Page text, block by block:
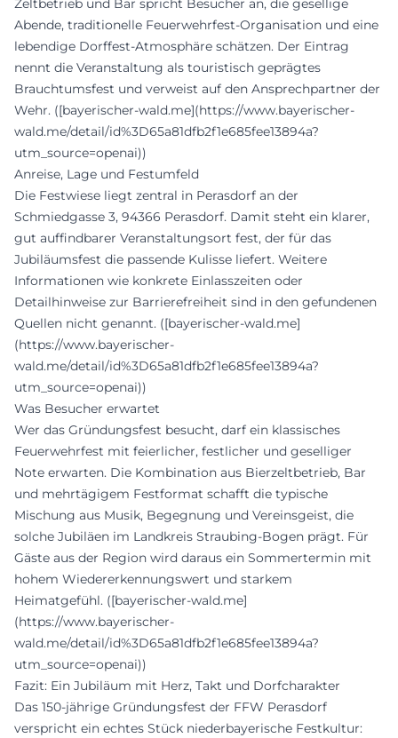
Zeltbetrieb und Bar spricht Besucher an, die gesellige
Abende, traditionelle Feuerwehrfest-Organisation und eine
lebendige Dorffest-Atmosphäre schätzen. Der Eintrag
nennt die Veranstaltung als touristisch geprägtes
Brauchtumsfest und verweist auf den Ansprechpartner der
Wehr. ([bayerischer-wald.me](https://www.bayerischer-
wald.me/detail/id%3D65a81dfb2f1e685fee13894a?
utm_source=openai))
Anreise, Lage und Festumfeld
Die Festwiese liegt zentral in Perasdorf an der
Schmiedgasse 3, 94366 Perasdorf. Damit steht ein klarer,
gut auffindbarer Veranstaltungsort fest, der für das
Jubiläumsfest die passende Kulisse liefert. Weitere
Informationen wie konkrete Einlasszeiten oder
Detailhinweise zur Barrierefreiheit sind in den gefundenen
Quellen nicht genannt. ([bayerischer-wald.me]
(https://www.bayerischer-
wald.me/detail/id%3D65a81dfb2f1e685fee13894a?
utm_source=openai))
Was Besucher erwartet
Wer das Gründungsfest besucht, darf ein klassisches
Feuerwehrfest mit feierlicher, festlicher und geselliger
Note erwarten. Die Kombination aus Bierzeltbetrieb, Bar
und mehrtägigem Festformat schafft die typische
Mischung aus Musik, Begegnung und Vereinsgeist, die
solche Jubiläen im Landkreis Straubing-Bogen prägt. Für
Gäste aus der Region wird daraus ein Sommertermin mit
hohem Wiedererkennungswert und starkem
Heimatgefühl. ([bayerischer-wald.me]
(https://www.bayerischer-
wald.me/detail/id%3D65a81dfb2f1e685fee13894a?
utm_source=openai))
Fazit: Ein Jubiläum mit Herz, Takt und Dorfcharakter
Das 150-jährige Gründungsfest der FFW Perasdorf
verspricht ein echtes Stück niederbayerische Festkultur: